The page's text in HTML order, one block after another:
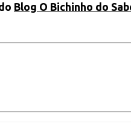
Blog O Bichinho do